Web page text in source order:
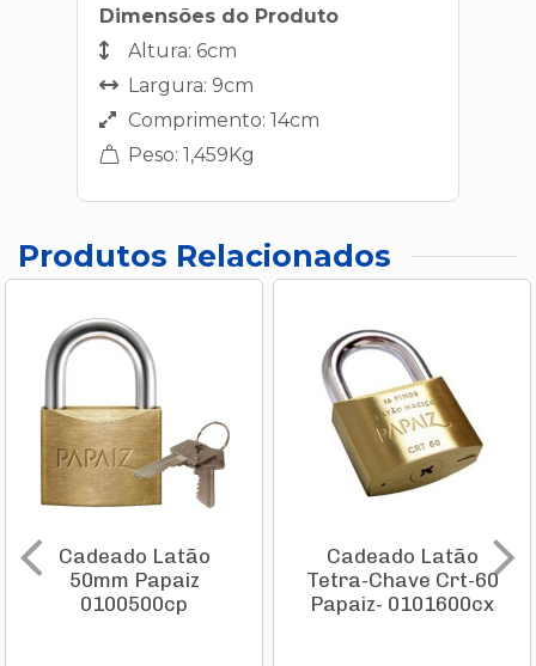
Dimensões do Produto
Altura: 6cm
Largura: 9cm
Comprimento: 14cm
Peso: 1,459Kg
Produtos Relacionados
Cadeado Latão
50mm Papaiz
0100500cp
Cadeado Latão
Tetra-Chave Crt-60
Papaiz- 0101600cx